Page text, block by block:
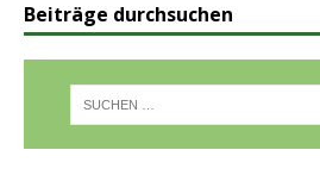
Beiträge durchsuchen